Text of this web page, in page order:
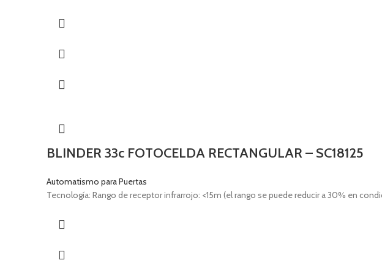
BLINDER 33c FOTOCELDA RECTANGULAR – SC18125
Automatismo para Puertas
Tecnología: Rango de receptor infrarrojo: <15m (el rango se puede reducir a 30% en